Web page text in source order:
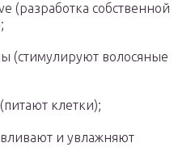
(разработка собственной
(стимулируют волосяные
клетки);
и увлажняют